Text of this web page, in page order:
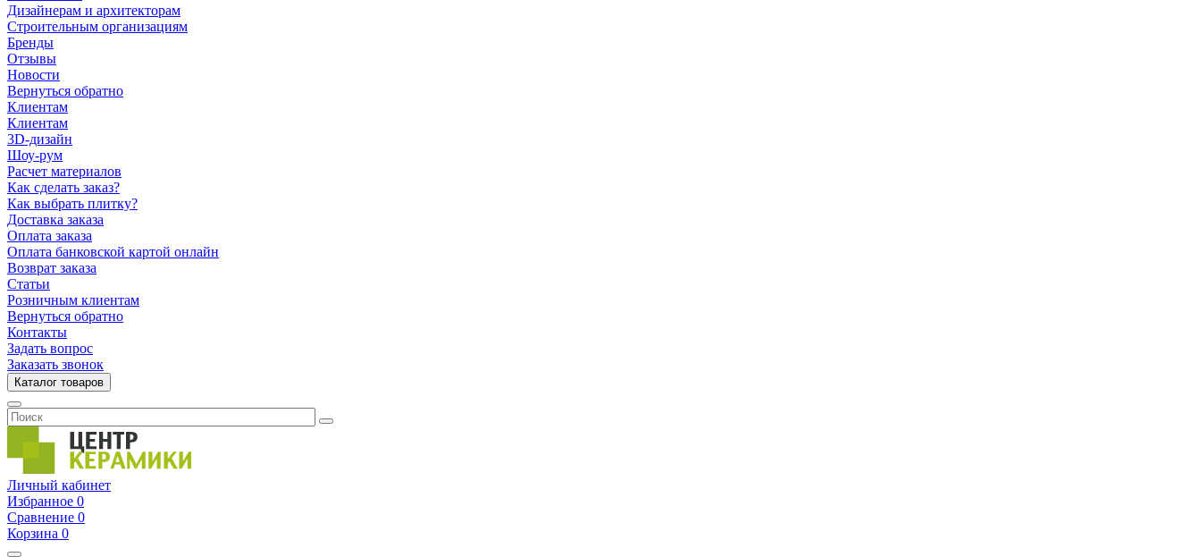
Дизайнерам и архитекторам
Строительным организациям
Бренды
Отзывы
Новости
Вернуться обратно
Клиентам
Клиентам
3D-дизайн
Шоу-рум
Расчет материалов
Как сделать заказ?
Как выбрать плитку?
Доставка заказа
Оплата заказа
Оплата банковской картой онлайн
Возврат заказа
Статьи
Розничным клиентам
Вернуться обратно
Контакты
Задать вопрос
Заказать звонок
Каталог товаров
Личный кабинет
Избранное 0
Сравнение 0
Корзина 0